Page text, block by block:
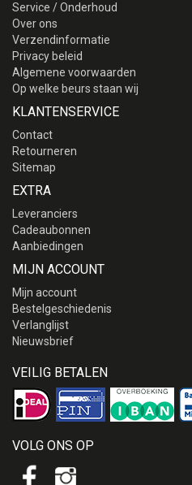
Service / Onderhoud
Over ons
Verzendinformatie
Privacy beleid
Algemene voorwaarden
Op welke beurs staan wij
KLANTENSERVICE
Contact
Retourneren
Sitemap
EXTRA
Leveranciers
Cadeaubonnen
Aanbiedingen
MIJN ACCOUNT
Mijn account
Bestelgeschiedenis
Verlanglijst
Nieuwsbrief
VEILIG BETALEN
VOLG ONS OP